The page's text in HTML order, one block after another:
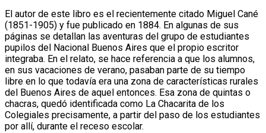
El autor de este libro es el recientemente citado Miguel Cané
(1851-1905) y fue publicado en 1884. En algunas de sus
páginas se detallan las aventuras del grupo de estudiantes
pupilos del Nacional Buenos Aires que el propio escritor
integraba. En el relato, se hace referencia a que los alumnos,
en sus vacaciones de verano, pasaban parte de su tiempo
libre en lo que todavía era una zona de características rurales
del Buenos Aires de aquel entonces. Esa zona de quintas o
chacras, quedó identificada como La Chacarita de los
Colegiales precisamente, a partir del paso de los estudiantes
por allí, durante el receso escolar.